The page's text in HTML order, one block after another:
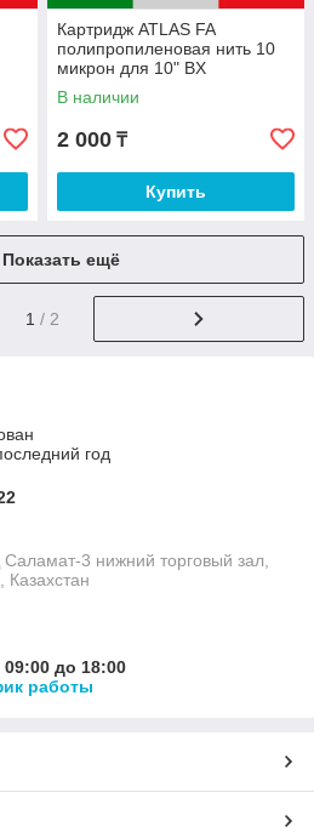
Картридж ATLAS FA
полипропиленовая нить 10
микрон для 10" BX
В наличии
2 000 ₸
Купить
Показать ещё
1 / 2
год
3 нижний торговый зал,
Казахстан
09:00 до 18:00
работы